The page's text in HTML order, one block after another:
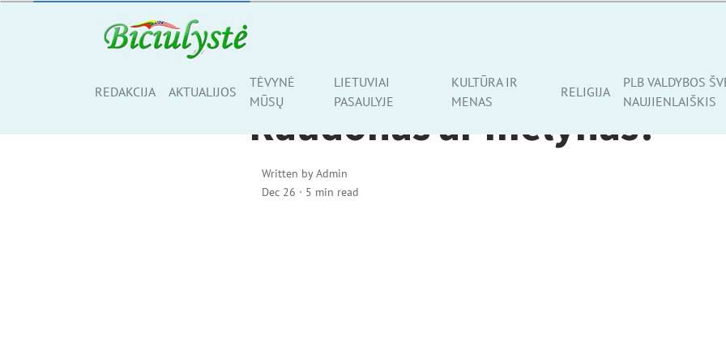
REDAKCIJA AKTUALIJOS
TĖVYNĖ
MŪSŲ
LIETUVIAI
PASAULYJE
KULTŪRA IR
MENAS
RELIGIJA
PLB VALDYBOS
NAUJIENLAIŠKIS
BE KATEGORIJOS
Raudonas ar mėlynas?
Written byAdmin
Dec 26 · 5 min read
Share